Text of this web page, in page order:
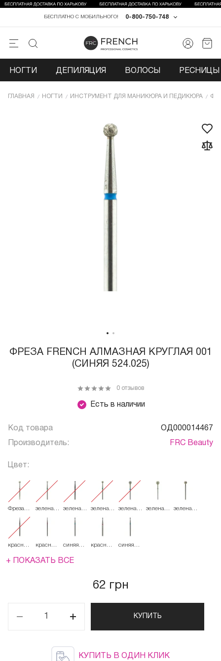
0-800-750-748
БЕСПЛАТНО С МОБИЛЬНОГО!
НОГТИ ДЕПИЛЯЦИЯ ВОЛОСЫ РЕСНИЦЫ
ГЛАВНАЯ НОГТИ ИНCТРУМЕНТ ДЛЯ МАНИКЮРА И ПЕДИКЮРА
ФРЕЗА FRENCH АЛМАЗНАЯ КРУГЛАЯ 001
(СИНЯЯ 524.025)
Есть в наличии
0 отзывов
Код товара ОД000014467
Производитель: FRC Beauty
Цвет:
Фреза
Алмазная
Круглая
001
зеленая
зеленая
зеленая
зеленая
зеленая
зеленая
красная
красная
синяя
красная
синяя
+ ПОКАЗАТЬ ВСЕ
62 грн
КУПИТЬ
КУПИТЬ В ОДИН КЛИК